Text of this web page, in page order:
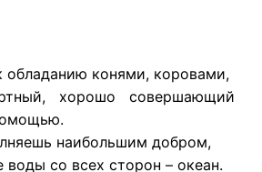
обладанию конями, коровами,
хорошо совершающий
наибольшим добром,
со всех сторон – океан.